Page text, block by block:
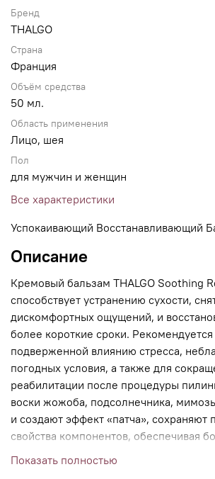
Бренд
THALGO
Страна
Франция
Объём средства
50 мл.
Область применения
Лицо, шея
Пол
для мужчин и женщин
Все характеристики
Успокаивающий Восстанавливающий
Описание
Кремовый бальзам THALGO Soothing
способствует устранению сухости,
дискомфортных ощущений, и
более короткие сроки.
подверженной влиянию стресса,
погодных условия, а также для
реабилитации после процедуры
воски жожоба, подсолнечника,
и создают эффект «патча», сохраняют
свойства компонентов, обеспечивая
проникновение, защищают кожу от
Показать полностью